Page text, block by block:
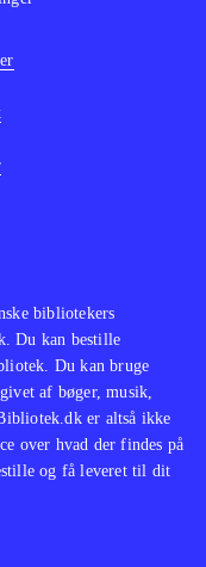
bibliotekers
Du kan bestille
Du kan bruge
af bøger, musik,
er altså ikke
over hvad der findes på
og få leveret til dit